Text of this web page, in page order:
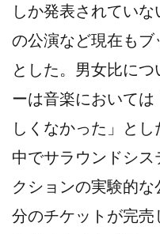
しか発表されてい
の公演など現在も
とした。男女比に
ーは音楽において
しくなかった」と
中でサラウンドシ
クションの実験的
分のチケットが完